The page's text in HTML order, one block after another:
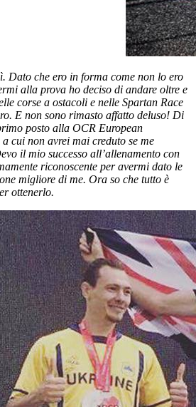
Dato che ero in forma come non lo ero
alla prova ho deciso di andare oltre e
corse a ostacoli e nelle Spartan Race
E non sono rimasto affatto deluso! Di
posto alla OCR European
cui non avrei mai creduto se me
il mio successo all’allenamento con
riconoscente per avermi dato le
migliore di me. Ora so che tutto è
ottenerlo.